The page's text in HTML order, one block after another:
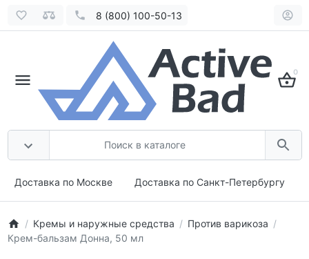
8 (800) 100-50-13
0
Доставка по Москве Доставка по Санкт-Петербургу
Кремы и наружные средства
Против варикоза
Крем-бальзам Донна, 50 мл